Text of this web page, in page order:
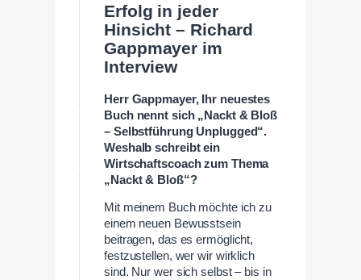
Erfolg in jeder
Hinsicht – Richard
Gappmayer im
Interview
Herr Gappmayer, Ihr neuestes
Buch nennt sich „Nackt & Bloß
– Selbstführung Unplugged“.
Weshalb schreibt ein
Wirtschaftscoach zum Thema
„Nackt & Bloß“?
Mit meinem Buch möchte ich zu
einem neuen Bewusstsein
beitragen, das es ermöglicht,
festzustellen, wer wir wirklich
sind. Nur wer sich selbst – bis in